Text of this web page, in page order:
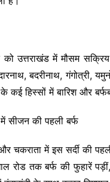
को उत्तराखंड में मौसम
बदरीनाथ, गंगोत्री,
हिस्सों में बारिश और
सीजन की पहली बर्फ
चकराता में इस सर्दी की
रोड तक बर्फ की फुहारें